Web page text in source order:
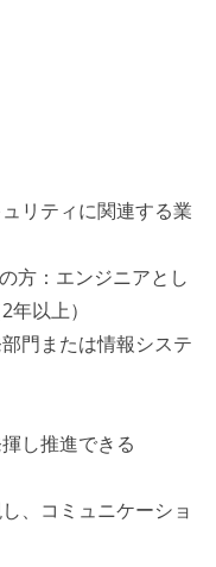
リティに関連する業
方：エンジニアとし
以上）
門または情報システ
し推進できる
、コミュニケーショ